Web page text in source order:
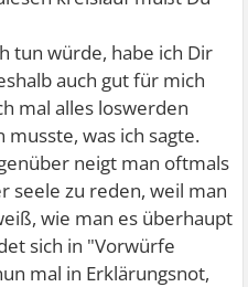
tun würde, habe ich Dir
auch gut für mich
mal alles loswerden
was ich sagte.
neigt man oftmals
seele zu reden, weil man
wie man es überhaupt
sich in "Vorwürfe
mal in Erklärungsnot,